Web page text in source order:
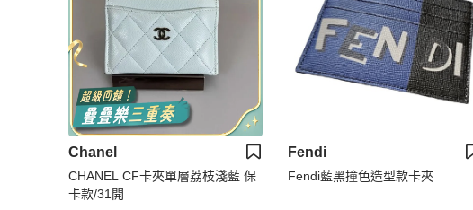
Chanel
CHANEL CF卡夾單層荔枝淺藍 保
卡款/31開
Fendi
Fendi藍黑撞色造型款卡夾